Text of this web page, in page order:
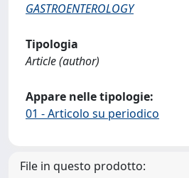
GASTROENTEROLOGY
Tipologia
Article (author)
Appare nelle tipologie:
01 - Articolo su periodico
File in questo prodotto: